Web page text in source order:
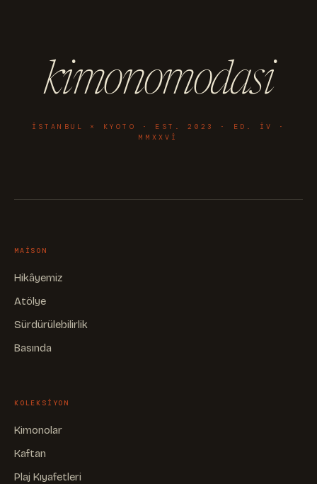
kimonomodasi
ISTANBUL × KYOTO · EST. 2023 · ED. IV ·
MMXXVI
MAISON
Hikâyemiz
Atölye
Sürdürülebilirlik
Basında
KOLEKSIYON
Kimonolar
Kaftan
Plaj Kıyafetleri